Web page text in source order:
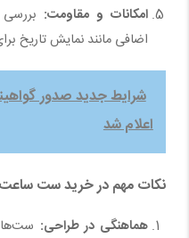
امکانات و مقاومت:
اضافی مانند نمایش تاریخ
شرایط جدید صدور
اعلام شد
نکات مهم در خرید ست ساعت
هماهنگی در طراحی: